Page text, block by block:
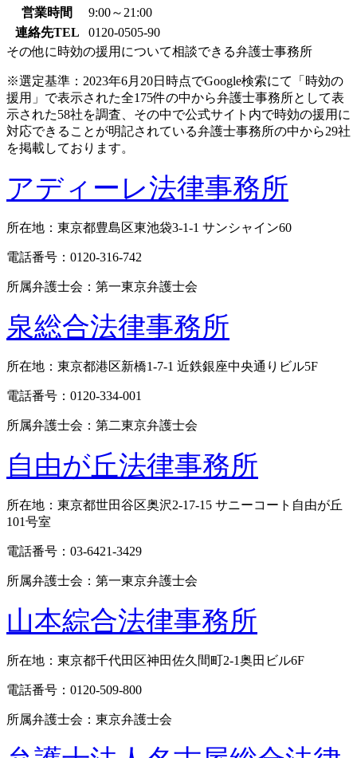
営業時間
9:00～21:00
連絡先TEL
0120-0505-90
その他に時効の援用について相談できる弁護士事務所
※選定基準：2023年6月20日時点でGoogle検索にて「時効の
援用」で表示された全175件の中から弁護士事務所として表
示された58社を調査、その中で公式サイト内で時効の援用に
対応できることが明記されている弁護士事務所の中から29社
を掲載しております。
アディーレ法律事務所
所在地：東京都豊島区東池袋3-1-1 サンシャイン60
電話番号：0120-316-742
所属弁護士会：第一東京弁護士会
泉総合法律事務所
所在地：東京都港区新橋1-7-1 近鉄銀座中央通りビル5F
電話番号：0120-334-001
所属弁護士会：第二東京弁護士会
自由が丘法律事務所
所在地：東京都世田谷区奥沢2-17-15 サニーコート自由が丘
101号室
電話番号：03-6421-3429
所属弁護士会：第一東京弁護士会
山本綜合法律事務所
所在地：東京都千代田区神田佐久間町2-1奥田ビル6F
電話番号：0120-509-800
所属弁護士会：東京弁護士会